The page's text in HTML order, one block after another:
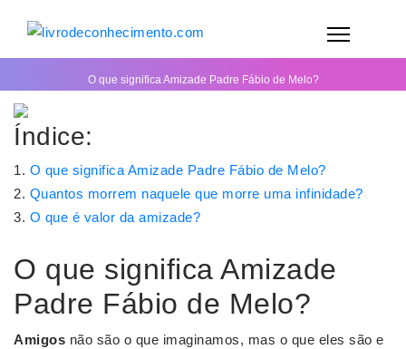
O que significa Amizade Padre Fábio de Melo?
Índice:
O que significa Amizade Padre Fábio de Melo?
Quantos morrem naquele que morre uma infinidade?
O que é valor da amizade?
O que significa Amizade
Padre Fábio de Melo?
Amigos não são o que imaginamos, mas o que eles são e